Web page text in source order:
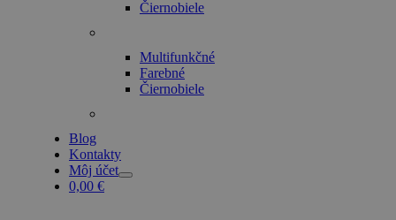
Čiernobiele
Multifunkčné
Farebné
Čiernobiele
Blog
Kontakty
Môj účet
0,00 €